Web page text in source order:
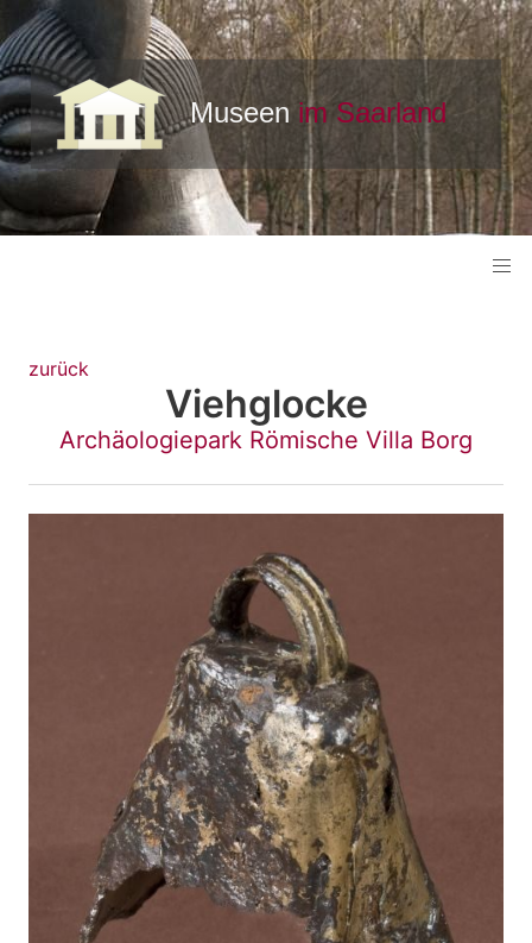
zurück
Viehglocke
Archäologiepark Römische Villa Borg